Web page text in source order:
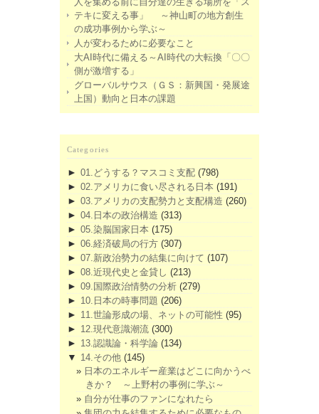
テキに変える事」 ～神山町の地方創生
の成功事例から学ぶ～
人が変わるために必要なこと
大AI時代に備える～AI時代の大転換「〇〇
側が激増する」
グローバルサウス（ＧＳ：新興国・発展途
上国）動向と日本の課題
Categories
► 01.どうする？マスコミ支配 (798)
► 02.アメリカに食い尽される日本 (191)
► 03.アメリカの支配勢力と支配構造 (260)
► 04.日本の政治構造 (313)
► 05.染脳国家日本 (175)
► 06.経済破局の行方 (307)
► 07.新政治勢力の結集に向けて (107)
► 08.近現代史と金貸し (213)
► 09.国際政治情勢の分析 (279)
► 10.日本の時事問題 (206)
► 11.世論形成の場、ネットの可能性 (95)
► 12.現代意識潮流 (300)
► 13.認識論・科学論 (134)
▼ 14.その他 (145)
日本のエネルギー産業はどこに向かうべ
きか？ ～上野村の事例に学ぶ～
自分が仕事のファンになれたら